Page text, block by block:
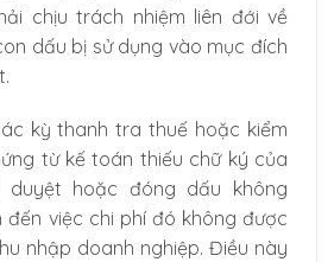
chịu trách nhiệm liên đới về
dấu bị sử dụng vào mục đích
kỳ thanh tra thuế hoặc kiểm
từ kế toán thiếu chữ ký của
duyệt hoặc đóng dấu không
đến việc chi phí đó không được
nhập doanh nghiệp. Điều này